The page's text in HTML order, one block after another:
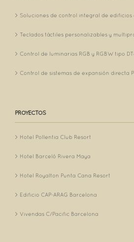
Soluciones de control integral de edificios
Teclados táctiles personalizables y
Control de luminarias RGB y RGBW tipo
Control de sistemas de expansión directa
PROYECTOS
Hotel Pollentia Club Resort
Hotel Barceló Rivera Maya
Hotel Royalton Punta Cana Resort
Edificio CAP-ARAG Barcelona
Vivendas C/Pacific Barcelona